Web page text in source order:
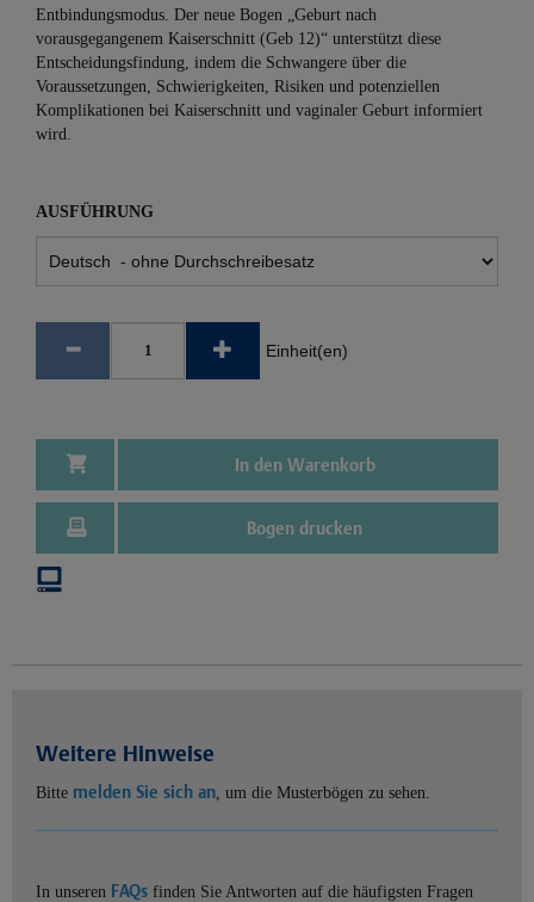
Entbindungsmodus. Der neue Bogen „Geburt nach
vorausgegangenem Kaiserschnitt (Geb 12)“ unterstützt diese
Entscheidungsfindung, indem die Schwangere über die
Voraussetzungen, Schwierigkeiten, Risiken und potenziellen
Komplikationen bei Kaiserschnitt und vaginaler Geburt informiert
wird.
AUSFÜHRUNG
Einheit(en)
In den Warenkorb
Bogen drucken
Weitere Hinweise
Bitte melden Sie sich an, um die Musterbögen zu sehen.
In unseren FAQs finden Sie Antworten auf die häufigsten Fragen